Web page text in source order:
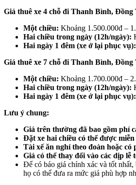
Giá thuê xe 4 chỗ đi Thanh Bình, Đồng
Một chiều: Khoảng 1.500.000đ –
Hai chiều trong ngày (12h/ngày):
Hai ngày 1 đêm (xe ở lại phục vụ):
Giá thuê xe 7 chỗ đi Thanh Bình, Đồng
Một chiều: Khoảng 1.700.000đ –
Hai chiều trong ngày (12h/ngày):
Hai ngày 1 đêm (xe ở lại phục vụ):
Lưu ý chung:
Giá trên thường đã bao gồm phí
Đặt xe hai chiều có thể được
Tài xế ăn nghỉ theo đoàn hoặc
Giá có thể thay đổi vào các dịp
Để có báo giá chính xác và tốt
họ có thể đưa ra mức giá phù hợp